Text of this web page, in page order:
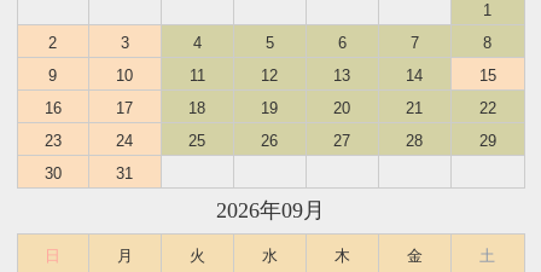
1
2
3 4 5 6 7
8
9
10 11 12 13 14
15
16
17 18 19 20 21
22
23
24 25 26 27 28
29
30
31
2026年09月
日 月 火 水 木 金 土